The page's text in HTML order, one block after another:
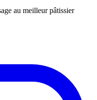
au meilleur pâtissier